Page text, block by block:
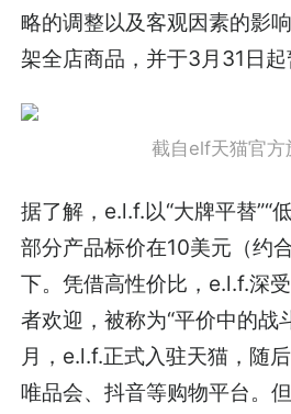
略的调整以及客观因素的影
架全店商品，并于3月31日
截自elf天猫官方
据了解，e.l.f.以“大牌平替”“
部分产品标价在10美元（约
下。凭借高性价比，e.l.f.深
者欢迎，被称为“平价中的战
月，e.l.f.正式入驻天猫，随
唯品会、抖音等购物平台。